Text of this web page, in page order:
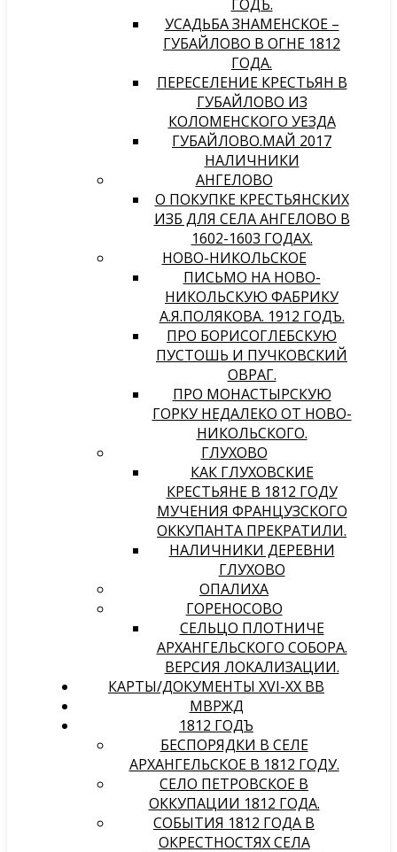
ГОДЪ.
УСАДЬБА ЗНАМЕНСКОЕ –
ГУБАЙЛОВО В ОГНЕ 1812
ГОДА.
ПЕРЕСЕЛЕНИЕ КРЕСТЬЯН В
ГУБАЙЛОВО ИЗ
КОЛОМЕНСКОГО УЕЗДА
ГУБАЙЛОВО.МАЙ 2017
НАЛИЧНИКИ
АНГЕЛОВО
О ПОКУПКЕ КРЕСТЬЯНСКИХ
ИЗБ ДЛЯ СЕЛА АНГЕЛОВО В
1602-1603 ГОДАХ.
НОВО-НИКОЛЬСКОЕ
ПИСЬМО НА НОВО-
НИКОЛЬСКУЮ ФАБРИКУ
А.Я.ПОЛЯКОВА. 1912 ГОДЪ.
ПРО БОРИСОГЛЕБСКУЮ
ПУСТОШЬ И ПУЧКОВСКИЙ
ОВРАГ.
ПРО МОНАСТЫРСКУЮ
ГОРКУ НЕДАЛЕКО ОТ НОВО-
НИКОЛЬСКОГО.
ГЛУХОВО
КАК ГЛУХОВСКИЕ
КРЕСТЬЯНЕ В 1812 ГОДУ
МУЧЕНИЯ ФРАНЦУЗСКОГО
ОККУПАНТА ПРЕКРАТИЛИ.
НАЛИЧНИКИ ДЕРЕВНИ
ГЛУХОВО
ОПАЛИХА
ГОРЕНОСОВО
СЕЛЬЦО ПЛОТНИЧЕ
АРХАНГЕЛЬСКОГО СОБОРА.
ВЕРСИЯ ЛОКАЛИЗАЦИИ.
КАРТЫ/ДОКУМЕНТЫ XVI-XX ВВ
МВРЖД
1812 ГОДЪ
БЕСПОРЯДКИ В СЕЛЕ
АРХАНГЕЛЬСКОЕ В 1812 ГОДУ.
СЕЛО ПЕТРОВСКОЕ В
ОККУПАЦИИ 1812 ГОДА.
СОБЫТИЯ 1812 ГОДА В
ОКРЕСТНОСТЯХ СЕЛА